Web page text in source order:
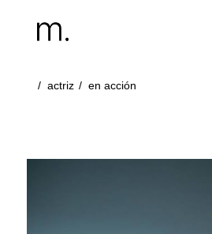
/ actriz / en acción